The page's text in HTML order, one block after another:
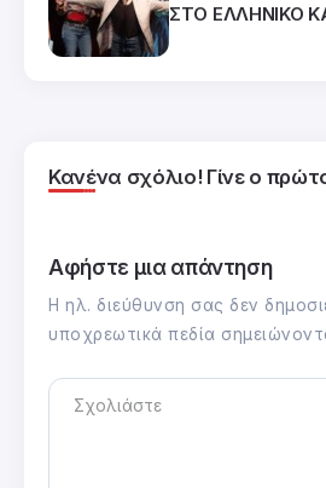
ΣΤΟ ΕΛΛΗΝΙΚΟ
Κανένα σχόλιο! Γίνε ο
Αφήστε μια απάντηση
Η ηλ. διεύθυνση σας δεν
υποχρεωτικά πεδία